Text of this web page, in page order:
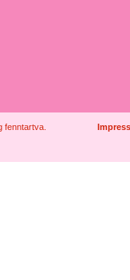
fenntartva.